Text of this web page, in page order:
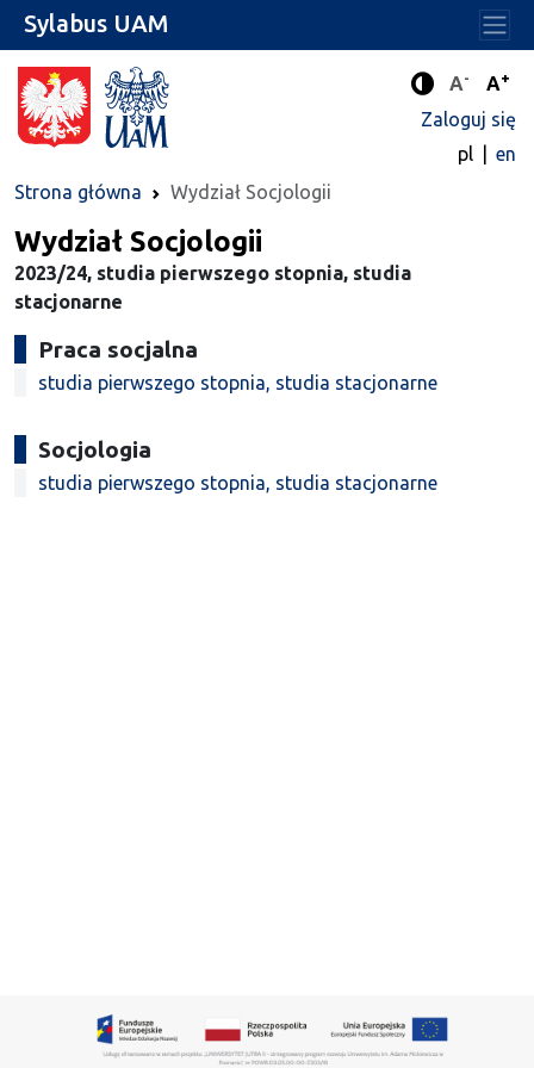
Tryb
A- A+
Zaloguj się
pl
en
Strona główna
Wydział Socjologii
Sylabus UAM
Wydział Socjologii
2023/24, studia pierwszego stopnia, studia
stacjonarne
Praca socjalna
studia pierwszego stopnia, studia stacjonarne
Socjologia
studia pierwszego stopnia, studia stacjonarne